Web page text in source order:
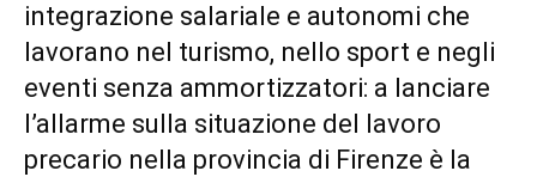
integrazione salariale e autonomi che
lavorano nel turismo, nello sport e negli
eventi senza ammortizzatori: a lanciare
l’allarme sulla situazione del lavoro
precario nella provincia di Firenze è la